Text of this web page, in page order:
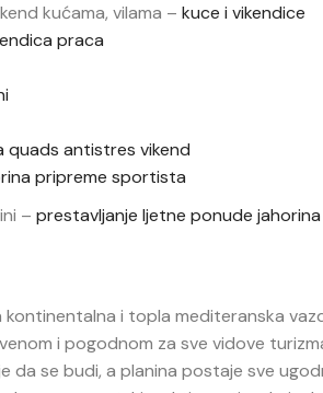
kućama, vilama – kuce i vikendice
praca
quads antistres vikend
pripreme sportista
– prestavljanje ljetne ponude jahorina
i topla mediteranska
i pogodnom za sve vidove
da se budi, a planina postaje sve